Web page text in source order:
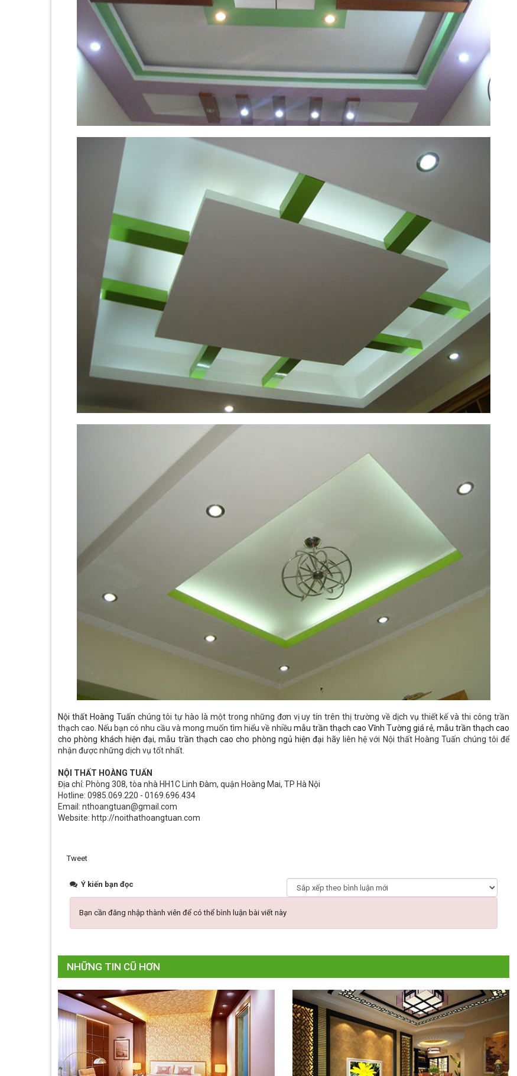
Nội thất Hoàng Tuấn chúng tôi tự hào là một trong những đơn vị uy tín trên thị trường về dịch vụ thiết kế và thi công trần
thạch cao. Nếu bạn có nhu cầu và mong muốn tìm hiểu về nhiều mẫu trần thạch cao Vĩnh Tường giá rẻ, mẫu trần thạch cao
cho phòng khách hiện đại,mẫu trần thạch cao cho phòng ngủ hiện đại hãy liên hệ với Nội thất Hoàng Tuấn chúng tôi để
nhận được những dịch vụ tốt nhất.
NỘI THẤT HOÀNG TUẤN
Địa chỉ: Phòng 308, tòa nhà HH1C Linh Đàm, quận Hoàng Mai, TP Hà Nội
Hotline: 0985.069.220 - 0169.696.434
Email: nthoangtuan@gmail.com
Website: http://noithathoangtuan.com
Tweet
Ý kiến bạn đọc
Bạn cần đăng nhập thành viên để có thể bình luận bài viết này
NHỮNG TIN CŨ HƠN